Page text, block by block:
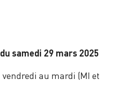
samedi 29 mars 2025
au mardi (MI et